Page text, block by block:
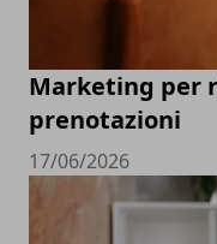
Marketing per
prenotazioni
17/06/2026